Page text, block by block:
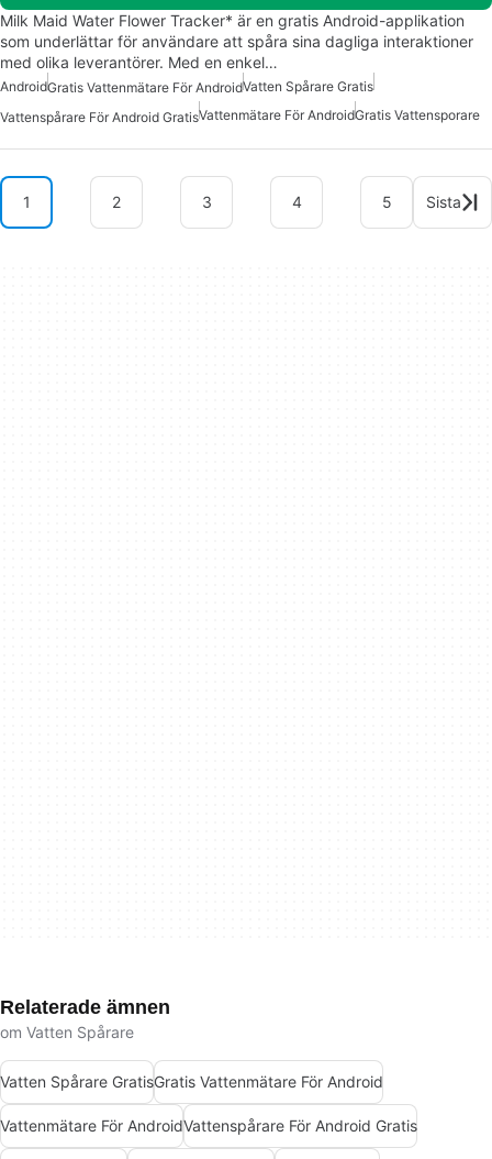
Milk Maid Water Flower Tracker* är en gratis Android-applikation
som underlättar för användare att spåra sina dagliga interaktioner
med olika leverantörer. Med en enkel…
AndroidGratis Vattenmätare För AndroidVatten Spårare Gratis
Vattenspårare För Android GratisVattenmätare För AndroidGratis Vattensporare
1 2 3 4 5 Sista
Relaterade ämnen
om Vatten Spårare
Vatten Spårare GratisGratis Vattenmätare För Android
Vattenmätare För AndroidVattenspårare För Android Gratis